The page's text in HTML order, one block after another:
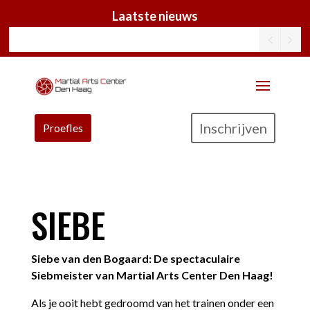
Laatste nieuws
Proefles Inschrijven
SIEBE
Siebe van den Bogaard: De spectaculaire
Siebmeister van Martial Arts Center Den Haag!
Als je ooit hebt gedroomd van het trainen onder een